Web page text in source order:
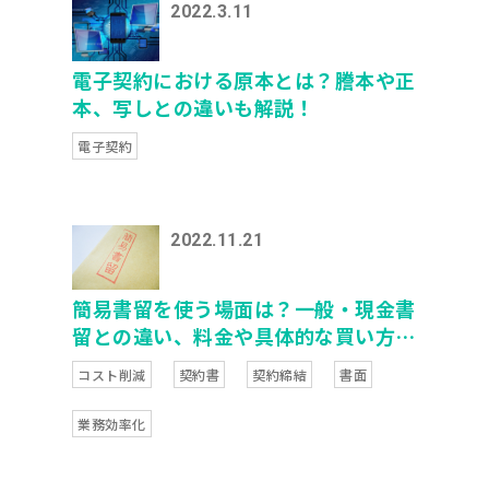
2022.3.11
電子契約における原本とは？謄本や正
本、写しとの違いも解説！
電子契約
2022.11.21
簡易書留を使う場面は？一般・現金書
留との違い、料金や具体的な買い方と
郵送方法もご紹介
コスト削減 契約書 契約締結 書面
業務効率化